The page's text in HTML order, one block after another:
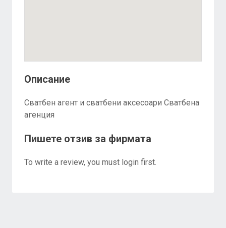
Описание
Сватбен агент и сватбени аксесоари Сватбена
агенция
Пишете отзив за фирмата
To write a review, you must login first.